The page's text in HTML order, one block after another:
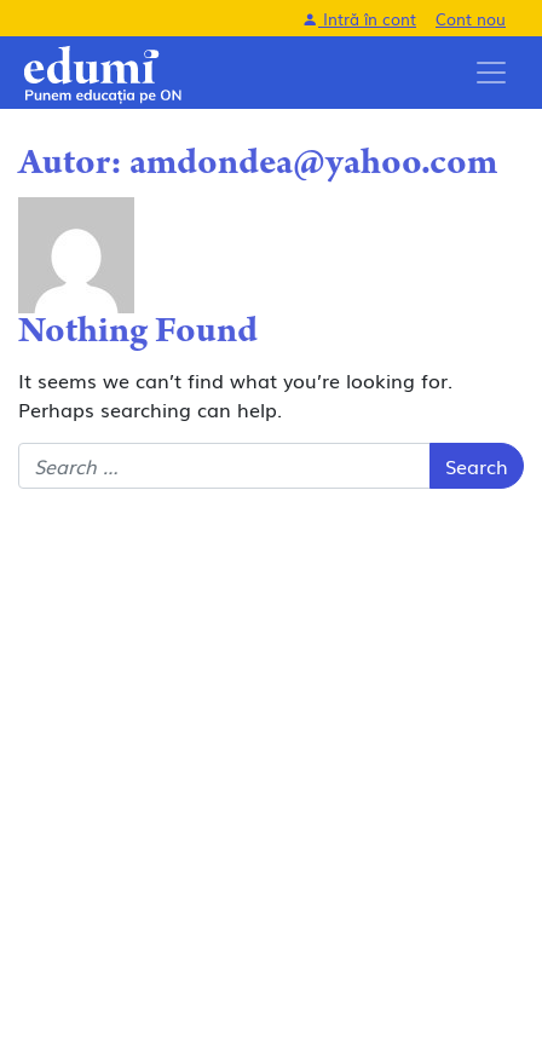
Intră în cont Cont nou
Autor: amdondea@yahoo.com
Nothing Found
It seems we can’t find what you’re looking for.
Perhaps searching can help.
Search for: